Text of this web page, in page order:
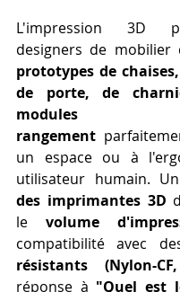
L'impression 3D
prototypes de
de porte, de
rangement
un espace ou à
utilisateur humain. Un
des imprimantes 3D
le volume
compatibilité avec
résistants (Nylon-
réponse à "Quel est